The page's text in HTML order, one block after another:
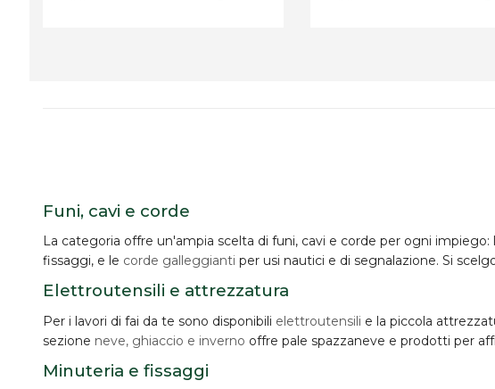
Funi, cavi e corde
La categoria offre un'ampia scelta di funi, cavi e corde per ogni impiego:
fissaggi, e le corde galleggianti per usi nautici e di segnalazione. Si
Elettroutensili e attrezzatura
Per i lavori di fai da te sono disponibili elettroutensili e la piccola
sezione neve, ghiaccio e inverno offre pale spazzaneve e prodotti per
Minuteria e fissaggi